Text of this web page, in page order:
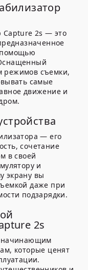
Capture 2s — это
помощью
режимов съемки,
самые
движение и
— его
сочетание
в своей
и
экрану вы
даже при
подзарядки.
2s
начинающим
которые ценят